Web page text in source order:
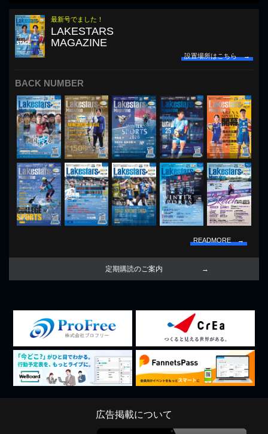
最新号でました！
LAKESTARS
MAGAZINE
設置場所はこちら →
BACK NUMBER
READMORE →
定期購読のご案内
広告掲載について